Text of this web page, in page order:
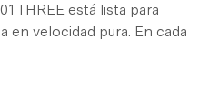
THREE está lista para
en velocidad pura. En cada